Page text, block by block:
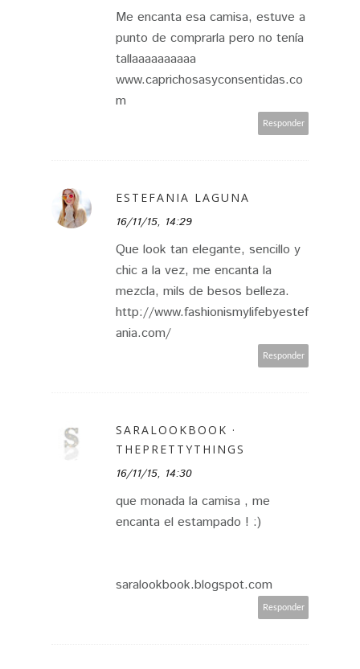
Me encanta esa camisa, estuve a
punto de comprarla pero no tenía
tallaaaaaaaaaa
www.caprichosasyconsentidas.co
m
Responder
ESTEFANIA LAGUNA
16/11/15, 14:29
Que look tan elegante, sencillo y
chic a la vez, me encanta la
mezcla, mils de besos belleza.
http://www.fashionismylifebyestef
ania.com/
Responder
SARALOOKBOOK ·
THEPRETTYTHINGS
16/11/15, 14:30
que monada la camisa , me
encanta el estampado ! :)
saralookbook.blogspot.com
Responder